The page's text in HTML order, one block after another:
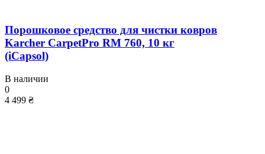
Порошковое средство для чистки ковров
Karcher CarpetPro RM 760, 10 кг
(iCapsol)
В наличии
0
4 499 ₴